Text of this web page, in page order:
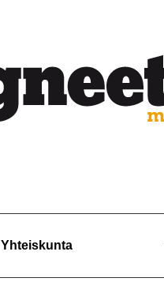
Yhteiskunta